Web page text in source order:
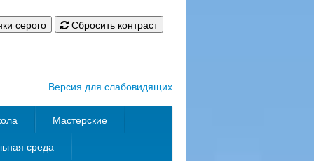
серого
Сбросить контраст
Версия для слабовидящих
Мастерские
среда